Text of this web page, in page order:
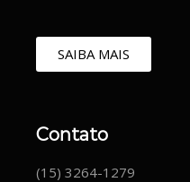
SAIBA MAIS
Contato
(15) 3264-1279